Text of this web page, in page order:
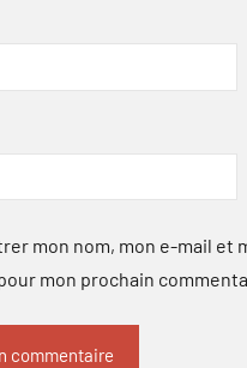
mon nom, mon e-mail et
mon prochain